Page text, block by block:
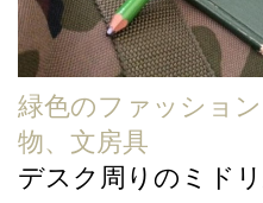
緑色のファッショ
物、文房具
デスク周りのミド